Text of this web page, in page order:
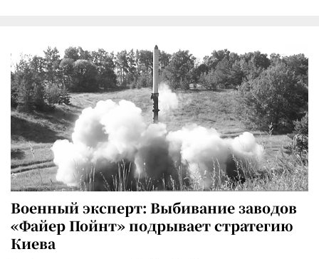
Военный эксперт: Выбивание заводов
«Файер Пойнт» подрывает стратегию
Киева